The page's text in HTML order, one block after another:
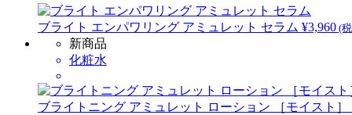
ブライト エンパワリング アミュレット セラム ¥3,960 (
新商品
化粧水
ブライトニング アミュレット ローション ［モイスト］